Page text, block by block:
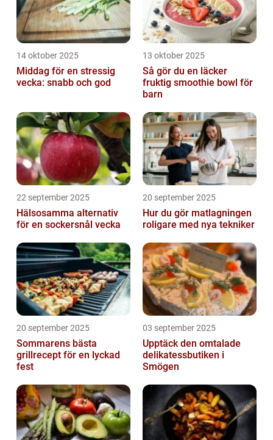
14 oktober 2025
Middag för en stressig
vecka: snabb och god
13 oktober 2025
Så gör du en läcker
fruktig smoothie bowl för
barn
22 september 2025
Hälsosamma alternativ
för en sockersnål vecka
20 september 2025
Hur du gör matlagningen
roligare med nya tekniker
20 september 2025
Sommarens bästa
grillrecept för en lyckad
fest
03 september 2025
Upptäck den omtalade
delikatessbutiken i
Smögen